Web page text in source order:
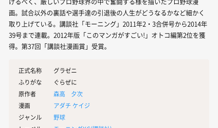
画。試合以外の裏話や選手達の引退後の人生がどうなるかなど細かく
取り上げている。講談社「モーニング」2011年2・3合併号から2014年
39号まで連載。2012年版「このマンガがすごい!」オトコ編第2位を獲
得。第37回「講談社漫画賞」受賞。
正式名称
グラゼニ
ふりがな
ぐらぜに
原作者
森高 夕次
漫画
アダチ ケイジ
ジャンル
野球